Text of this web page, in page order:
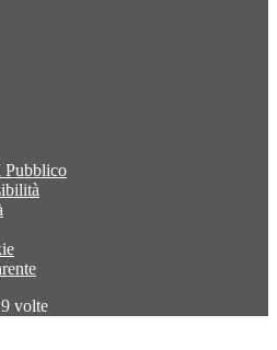
volte